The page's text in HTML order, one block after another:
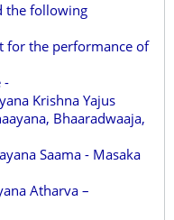
the following
for the performance of
-
Krishna Yajus
Bhaaradwaaja,
Saama - Masaka
Atharva –